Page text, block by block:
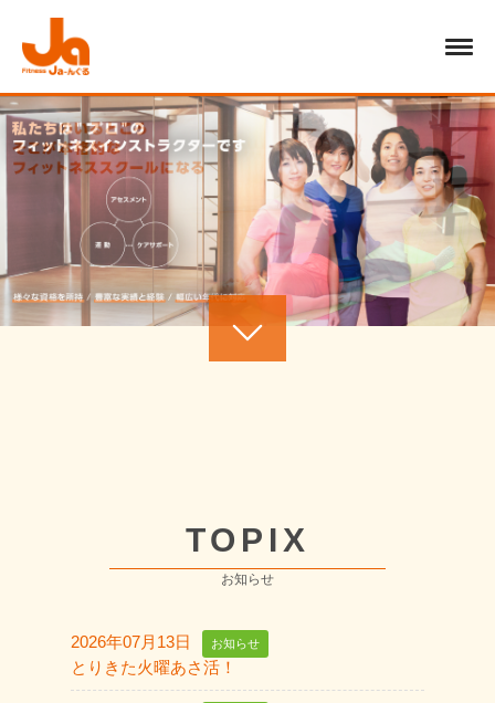
TOPIX
お知らせ
2026年07月13日 お知らせ
とりきた火曜あさ活！